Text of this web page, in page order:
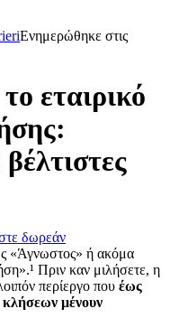
Ενημερώθηκε στις
εταιρικό
δωρεάν
«Άγνωστος» ή ακόμα
Πριν καν μιλήσετε, η
περίεργο που έως
μένουν